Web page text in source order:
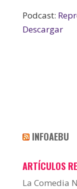
Podcast:
Descargar
INFOAEBU
ARTÍCULOS
La Comedia